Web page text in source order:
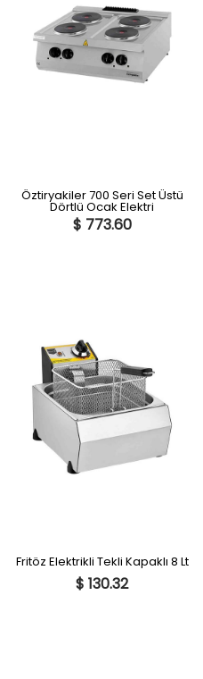
Öztiryakiler 700 Seri Set Üstü
Dörtlü Ocak Elektri
$ 773.60
Fritöz Elektrikli Tekli Kapaklı 8 Lt
$ 130.32